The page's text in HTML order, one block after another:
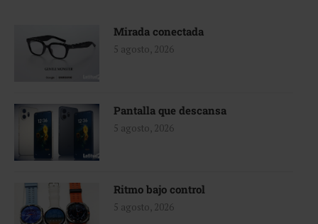
Mirada conectada
5 agosto, 2026
Pantalla que descansa
5 agosto, 2026
Ritmo bajo control
5 agosto, 2026